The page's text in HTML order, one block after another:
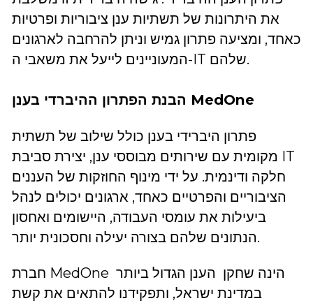
את היתרונות של תשתיות ענן ציבוריות ופרטיות
כאחד, ומציעה פתרון גמיש וניתן להרחבה לארגונים
המעוניינים לייעל את משאבי ה-IT שלהם.
הבנת הפתרון ההיברדי בענן MedOne
פתרון היברידי בענן כולל שילוב של תשתית
מקומית עם שירותים מבוססי ענן, יצירת סביבת IT
חלקה ודינמית. על ידי מינוף החוזקות של העננים
הציבוריים והפרטיים כאחד, ארגונים יכולים לנהל
ביעילות את עומסי העבודה, היישומים ואחסון
הנתונים שלהם בצורה יעילה וחסכונית יותר.
חברת MedOne הינה שחקן הענן הגדול ביותר
במדינת ישראל, ותפקידנו להתאים את קשת